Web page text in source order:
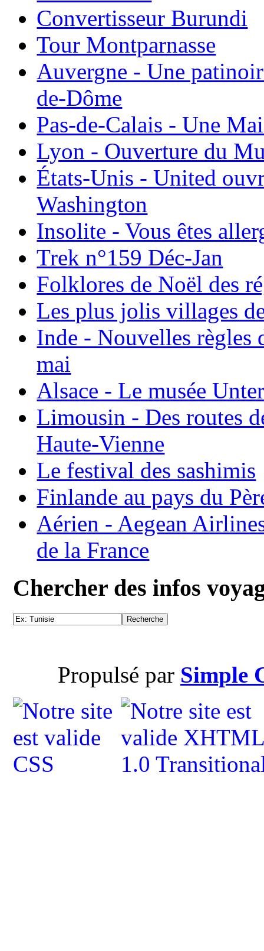
Convertisseur Burundi
Tour Montparnasse
Auvergne - Une
de-Dôme
Pas-de-Calais - Une
Lyon - Ouverture du
États-Unis - United
Washington
Insolite - Vous êtes
Trek n°159 Déc-Jan
Folklores de Noël des
Les plus jolis villages
Inde - Nouvelles règles
mai
Alsace - Le musée
Limousin - Des routes
Haute-Vienne
Le festival des sashimis
Finlande au pays du
Aérien - Aegean
de la France
Chercher des infos
Propulsé par Simple